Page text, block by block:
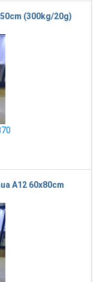
(300kg/20g)
A12 60x80cm